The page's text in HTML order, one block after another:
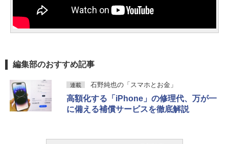
編集部のおすすめ記事
連載 石野純也の「スマホとお金」
高額化する「iPhone」の修理代、万が一
に備える補償サービスを徹底解説